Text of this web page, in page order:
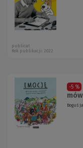
publicat
Rok publikacji: 2022
-5 %
Boguś